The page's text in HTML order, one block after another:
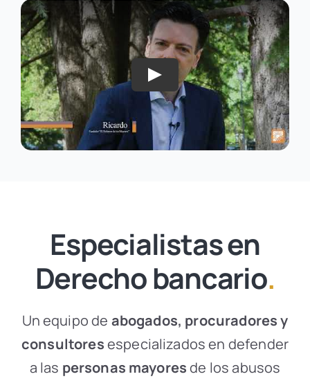
Play
Especialistas en
Derecho bancario.
Un equipo de abogados, procuradores y
consultoresespecializados en defender
a las personas mayoresde los abusos